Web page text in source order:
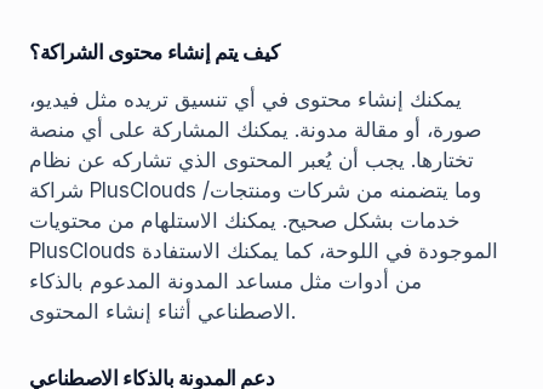
كيف يتم إنشاء محتوى الشراكة؟
يمكنك إنشاء محتوى في أي تنسيق تريده مثل فيديو،
صورة، أو مقالة مدونة. يمكنك المشاركة على أي منصة
تختارها. يجب أن يُعبر المحتوى الذي تشاركه عن نظام
شراكة PlusClouds وما يتضمنه من شركات ومنتجات/
خدمات بشكل صحيح. يمكنك الاستلهام من محتويات
PlusClouds الموجودة في اللوحة، كما يمكنك الاستفادة
من أدوات مثل مساعد المدونة المدعوم بالذكاء
الاصطناعي أثناء إنشاء المحتوى.
دعم المدونة بالذكاء الاصطناعي